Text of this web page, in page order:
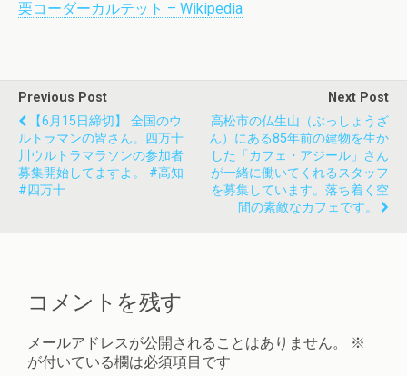
栗コーダーカルテット – Wikipedia
Previous Post
【6月15日締切】 全国のウ
ルトラマンの皆さん。四万十
川ウルトラマラソンの参加者
募集開始してますよ。 #高知
#四万十
Next Post
高松市の仏生山（ぶっしょうざ
ん）にある85年前の建物を生か
した「カフェ・アジール」さん
が一緒に働いてくれるスタッフ
を募集しています。落ち着く空
間の素敵なカフェです。
コメントを残す
メールアドレスが公開されることはありません。
※
が付いている欄は必須項目です